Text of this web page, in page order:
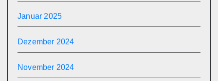
Januar 2025
Dezember 2024
November 2024